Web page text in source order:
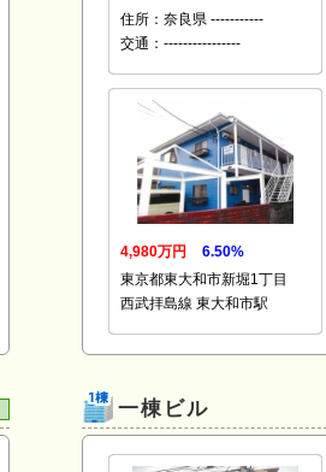
住所：奈良県 -----------
交通：----------------
4,980万円
6.50%
東京都東大和市新堀1丁目
西武拝島線 東大和市駅
一棟ビル